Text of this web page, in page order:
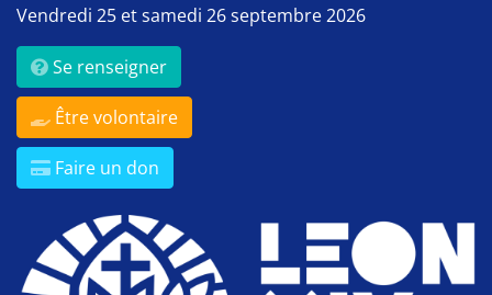
Vendredi 25 et samedi 26 septembre 2026
Se renseigner
Être volontaire
Faire un don